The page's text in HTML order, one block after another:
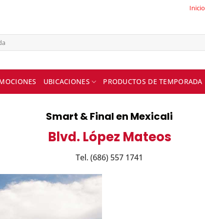
Inicio
UBICACIONES PRODUCTOS DE TEMPORADA
Smart & Final en Mexicali
Blvd. López Mateos
Tel. (686) 557 1741